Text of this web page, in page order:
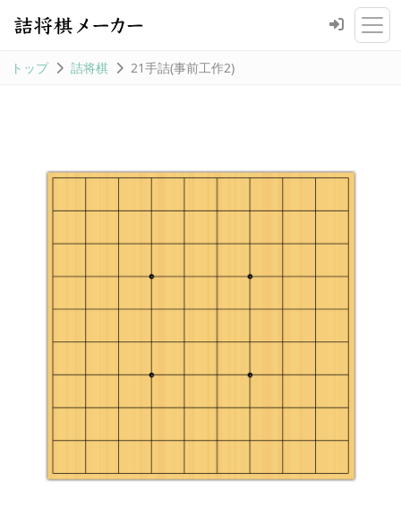
トップ 詰将棋 21手詰(事前工作2)